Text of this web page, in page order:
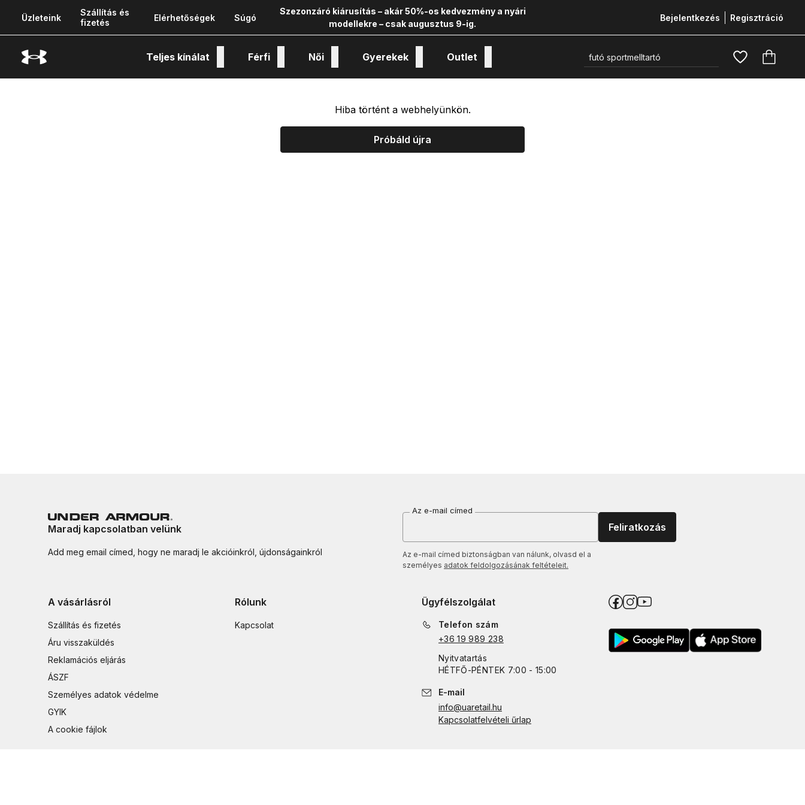
Üzleteink
Szállítás és
fizetés
Elérhetőségek Súgó
Szezonzáró kiárusítás – akár 50%-os kedvezmény a nyári
modellekre – csak augusztus 9-ig.
Bejelentkezés Regisztráció
Teljes kínálat Férfi Női Gyerekek Outlet
Hiba történt a webhelyünkön.
Próbáld újra
Maradj kapcsolatban velünk
Add meg email címed, hogy ne maradj le akcióinkról, újdonságainkról
Az e-mail címed
Feliratkozás
Az e-mail címed biztonságban van nálunk, olvasd el a
személyes adatok feldolgozásának feltételeit.
A vásárlásról
Szállítás és fizetés
Áru visszaküldés
Reklamációs eljárás
ÁSZF
Személyes adatok védelme
GYIK
A cookie fájlok
Rólunk
Kapcsolat
Ügyfélszolgálat
Telefon szám
+36 19 989 238
Nyitvatartás
HÉTFŐ-PÉNTEK 7:00 - 15:00
E-mail
info@uaretail.hu
Kapcsolatfelvételi űrlap